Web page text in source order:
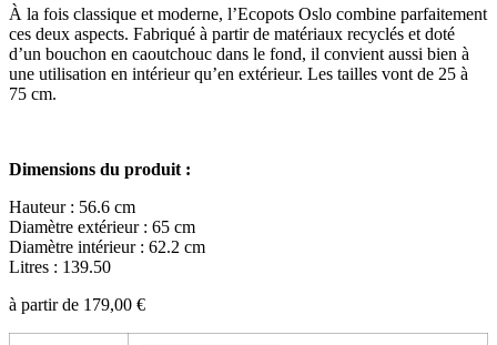
À la fois classique et moderne, l’Ecopots Oslo combine parfaitement
ces deux aspects. Fabriqué à partir de matériaux recyclés et doté
d’un bouchon en caoutchouc dans le fond, il convient aussi bien à
une utilisation en intérieur qu’en extérieur. Les tailles vont de 25 à
75 cm.
Dimensions du produit :
Hauteur : 56.6 cm
Diamètre extérieur : 65 cm
Diamètre intérieur : 62.2 cm
Litres : 139.50
à partir de 179,00 €